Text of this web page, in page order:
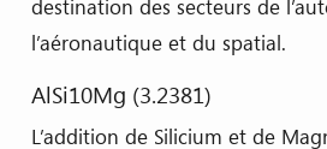
destination des secteurs de
l’aéronautique et du spatial.
AlSi10Mg (3.2381)
L’addition de Silicium et de